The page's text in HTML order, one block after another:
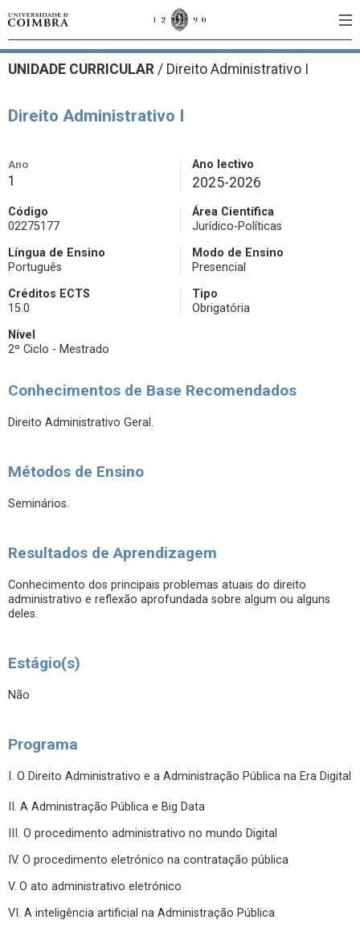
UNIDADE CURRICULAR / Direito Administrativo I
Direito Administrativo I
Ano
1
Ano lectivo
2025-2026
Código
02275177
Área Científica
Jurídico-Políticas
Língua de Ensino
Português
Modo de Ensino
Presencial
Créditos ECTS
15.0
Tipo
Obrigatória
Nível
2º Ciclo - Mestrado
Conhecimentos de Base Recomendados
Direito Administrativo Geral.
Métodos de Ensino
Seminários.
Resultados de Aprendizagem
Conhecimento dos principais problemas atuais do direito
administrativo e reflexão aprofundada sobre algum ou alguns
deles.
Estágio(s)
Não
Programa
I. O Direito Administrativo e a Administração Pública na Era Digital
II. A Administração Pública e Big Data
III. O procedimento administrativo no mundo Digital
IV. O procedimento eletrónico na contratação pública
V. O ato administrativo eletrónico
VI. A inteligência artificial na Administração Pública